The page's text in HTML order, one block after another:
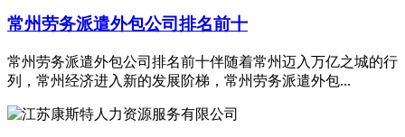
常州劳务派遣外包公司排名前十
常州劳务派遣外包公司排名前十伴随着常州迈入万亿之城的行
列，常州经济进入新的发展阶梯，常州劳务派遣外包...